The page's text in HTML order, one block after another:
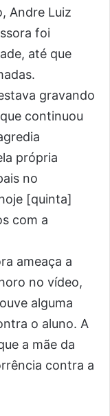
Andre Luiz
foi
até que
gravando
continuou
própria
no
[quinta]
com a
ameaça a
no vídeo,
alguma
o aluno. A
a mãe da
contra a